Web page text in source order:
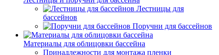
Лестницы для
бассейнов
Поручни для бассейнов
Материалы для облицовки бассейна
Принадлежности для монтажа пленки